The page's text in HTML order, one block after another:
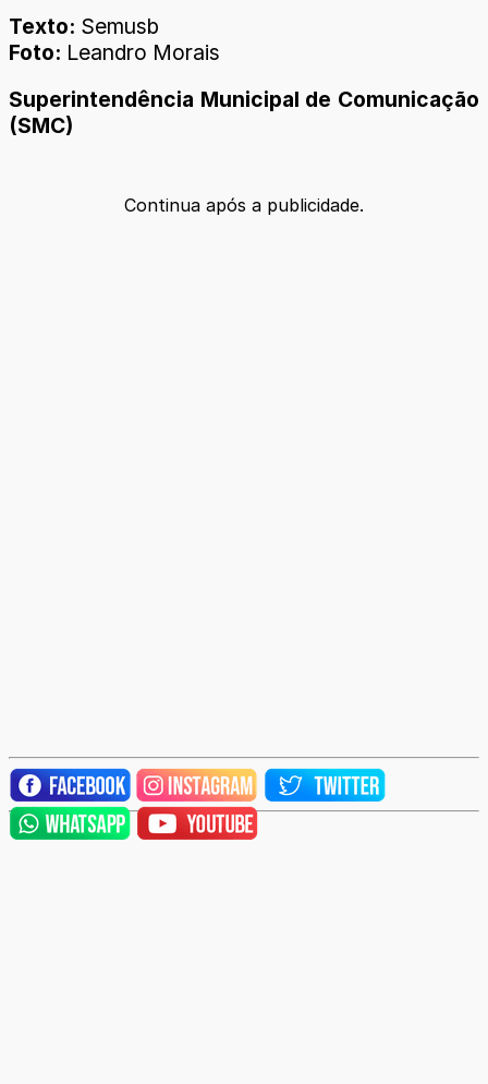
Texto: Semusb
Foto: Leandro Morais
Superintendência Municipal de Comunicação
(SMC)
Continua após a publicidade.